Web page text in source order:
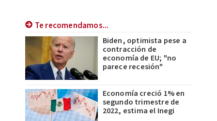
Te recomendamos...
Biden, optimista pese a
contracción de
economía de EU; "no
parece recesión"
Economía creció 1% en
segundo trimestre de
2022, estima el Inegi